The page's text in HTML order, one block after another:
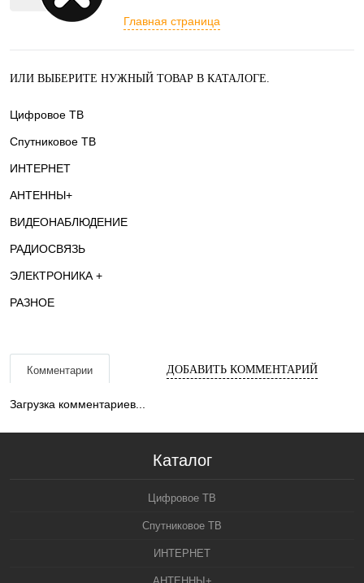
Главная страница
ИЛИ ВЫБЕРИТЕ НУЖНЫЙ ТОВАР В КАТАЛОГЕ.
Цифровое ТВ
Спутниковое ТВ
ИНТЕРНЕТ
АНТЕННЫ+
ВИДЕОНАБЛЮДЕНИЕ
РАДИОСВЯЗЬ
ЭЛЕКТРОНИКА +
РАЗНОЕ
Комментарии ДОБАВИТЬ КОММЕНТАРИЙ
Загрузка комментариев...
Каталог
Цифровое ТВ
Спутниковое ТВ
ИНТЕРНЕТ